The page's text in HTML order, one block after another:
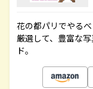
花の都パリでやる
厳選して、豊富な
ド。